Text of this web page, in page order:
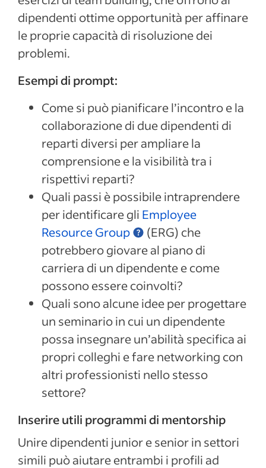
dipendenti ottime opportunità per affinare
le proprie capacità di risoluzione dei
problemi.
Esempi di prompt:
Come si può pianificare l’incontro e la
collaborazione di due dipendenti di
reparti diversi per ampliare la
comprensione e la visibilità tra i
rispettivi reparti?
Quali passi è possibile intraprendere
per identificare gli Employee
Resource Group
(ERG) che
potrebbero giovare al piano di
carriera di un dipendente e come
possono essere coinvolti?
Quali sono alcune idee per progettare
un seminario in cui un dipendente
possa insegnare un’abilità specifica ai
propri colleghi e fare networking con
altri professionisti nello stesso
settore?
Inserire utili programmi di mentorship
Unire dipendenti junior e senior in settori
simili può aiutare entrambi i profili ad